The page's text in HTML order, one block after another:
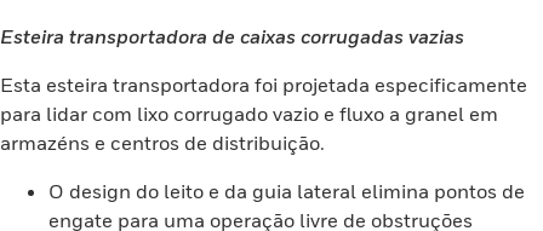
Esteira transportadora de caixas corrugadas vazias
Esta esteira transportadora foi projetada especificamente
para lidar com lixo corrugado vazio e fluxo a granel em
armazéns e centros de distribuição.
O design do leito e da guia lateral elimina pontos de
engate para uma operação livre de obstruções